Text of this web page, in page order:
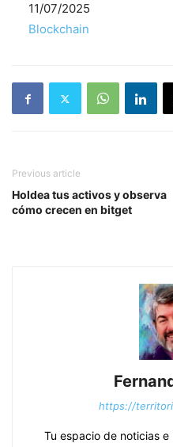
Fecha
11/07/2025
Respecto a
Blockchain
Previous article
Holdea tus activos y observa
cómo crecen en bitget
https://
Tu espacio de noticias